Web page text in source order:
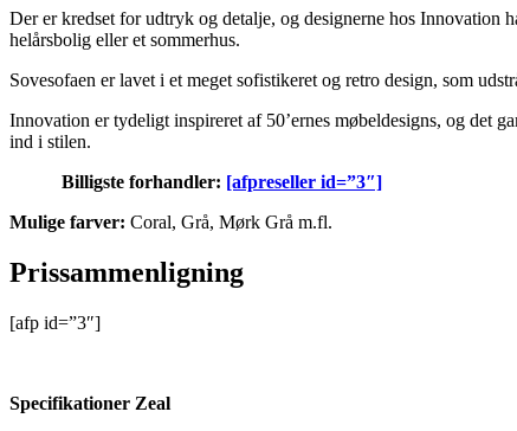
Der er kredset for udtryk og detalje, og designerne hos Innovation
helårsbolig eller et sommerhus.
Sovesofaen er lavet i et meget sofistikeret og retro design, som
Innovation er tydeligt inspireret af 50’ernes møbeldesigns, og det
ind i stilen.
Billigste forhandler: [afpreseller id=”3″]
Mulige farver: Coral, Grå, Mørk Grå m.fl.
Prissammenligning
[afp id=”3″]
Specifikationer Zeal